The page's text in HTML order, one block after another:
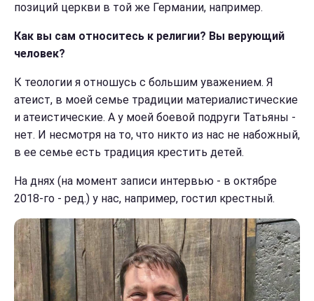
позиций церкви в той же Германии, например.
Как вы сам относитесь к религии? Вы верующий
человек?
К теологии я отношусь с большим уважением. Я
атеист, в моей семье традиции материалистические
и атеистические. А у моей боевой подруги Татьяны -
нет. И несмотря на то, что никто из нас не набожный,
в ее семье есть традиция крестить детей.
На днях (на момент записи интервью - в октябре
2018-го - ред.) у нас, например, гостил крестный.